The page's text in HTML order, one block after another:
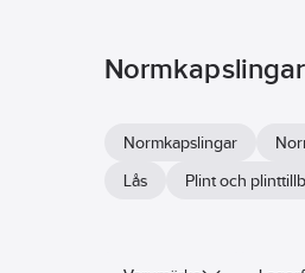
Normkapslingar
Lås
Plint och